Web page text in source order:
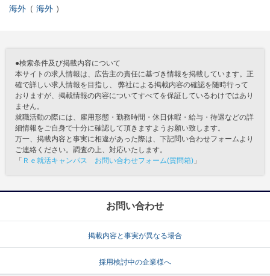
海外
海外
●検索条件及び掲載内容について
本サイトの求人情報は、広告主の責任に基づき情報を掲載しています。正
確で詳しい求人情報を目指し、 弊社による掲載内容の確認を随時行って
おりますが、掲載情報の内容についてすべてを保証しているわけではあり
ません。
就職活動の際には、雇用形態・勤務時間・休日休暇・給与・待遇などの詳
細情報をご自身で十分に確認して頂きますようお願い致します。
万一、掲載内容と事実に相違があった際は、下記問い合わせフォームより
ご連絡ください。調査の上、対応いたします。
「 Ｒｅ就活キャンパス お問い合わせフォーム(質問箱) 」
お問い合わせ
掲載内容と事実が異なる場合
採用検討中の企業様へ